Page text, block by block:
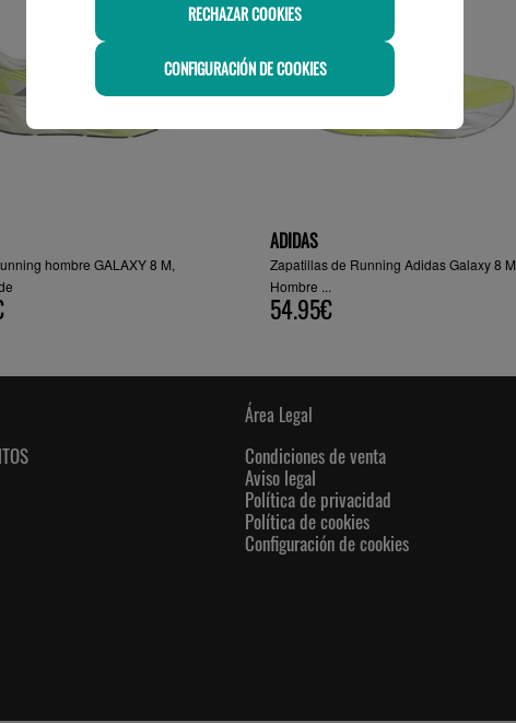
hombre GALAXY 8 M,
ADIDAS
Zapatillas de Running Adidas Galaxy 8 M
Hombre ...
54.95€
Área Legal
Condiciones de venta
Aviso legal
Política de privacidad
Política de cookies
Configuración de cookies
RECHAZAR COOKIES
CONFIGURACIÓN DE COOKIES